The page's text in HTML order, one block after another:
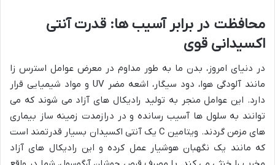
محافظت در برابر آسیب ها: قدرت آنتی
اکسیدانی قوی
در دنیای امروز، بدن ما به طور مداوم در معرض عوامل استرس زا
مانند آلودگی هوا، دود سیگار، اشعه مضر UV و مواد شیمیایی قرار
دارد. این عوامل منجر به تولید رادیکال های آزاد می شوند که می
توانند به سلول ها آسیب رسانده و در درازمدت زمینه ساز بیماری
های مزمن گردند. ویتامین C یک آنتی اکسیدان بسیار قدرتمند است
که مانند یک نگهبان هوشیار عمل کرده و این رادیکال های آزاد